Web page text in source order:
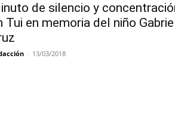
de silencio y
Tui en memoria del niño
- 13/03/2018